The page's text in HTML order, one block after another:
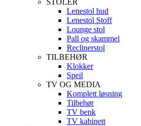
STOLER
Lenestol hud
Lenestol Stoff
Lounge stol
Pall og skammel
Reclinerstol
TILBEHØR
Klokker
Speil
TV OG MEDIA
Komplett løsning
Tilbehør
TV benk
TV kabinett